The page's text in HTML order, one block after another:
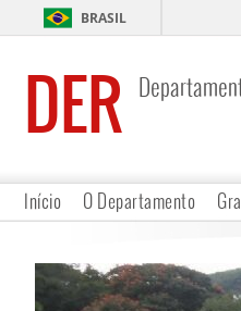
BRASIL
DER
Início O Departamento